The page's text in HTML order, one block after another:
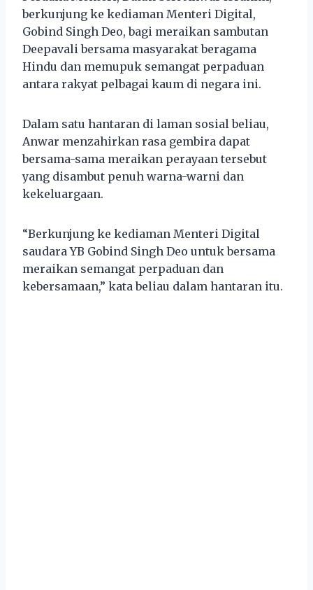
berkunjung ke kediaman Menteri Digital,
Gobind Singh Deo, bagi meraikan sambutan
Deepavali bersama masyarakat beragama
Hindu dan memupuk semangat perpaduan
antara rakyat pelbagai kaum di negara ini.
Dalam satu hantaran di laman sosial beliau,
Anwar menzahirkan rasa gembira dapat
bersama-sama meraikan perayaan tersebut
yang disambut penuh warna-warni dan
kekeluargaan.
“Berkunjung ke kediaman Menteri Digital
saudara YB Gobind Singh Deo untuk bersama
meraikan semangat perpaduan dan
kebersamaan,” kata beliau dalam hantaran itu.